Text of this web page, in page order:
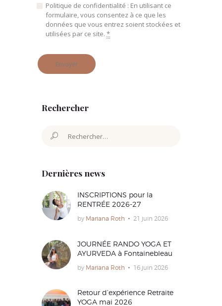
Politique de confidentialité : En utilisant ce
formulaire, vous consentez à ce que les
données que vous entrez soient stockées et
utilisées par ce site.*
Rechercher
Rechercher :
Dernières news
INSCRIPTIONS pour la
RENTRÉE 2026-27
by Mariana Roth 21 juin 2026
JOURNÉE RANDO YOGA ET
AYURVEDA à Fontainebleau
by Mariana Roth 16 juin 2026
Retour d’expérience Retraite
YOGA mai 2026